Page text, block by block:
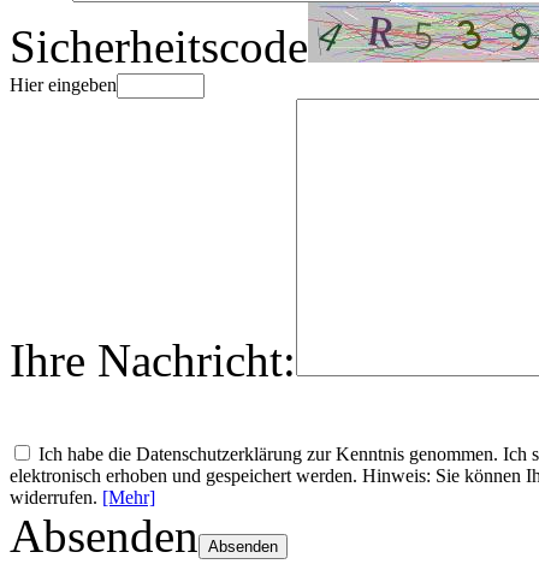
Sicherheitscode
Hier eingeben
Ihre Nachricht:
Ich habe die Datenschutzerklärung zur Kenntnis genommen.
elektronisch erhoben und gespeichert werden. Hinweis: Sie
widerrufen. [Mehr]
Absenden Absenden